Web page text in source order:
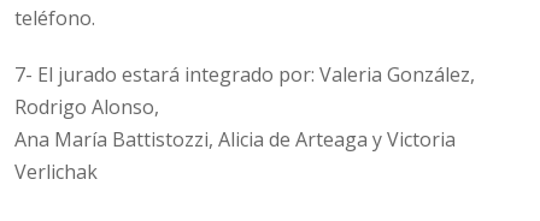
teléfono.
7- El jurado estará integrado por: Valeria González,
Rodrigo Alonso,
Ana María Battistozzi, Alicia de Arteaga y Victoria
Verlichak